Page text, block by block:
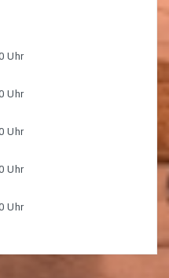
Uhr
Uhr
Uhr
Uhr
Uhr